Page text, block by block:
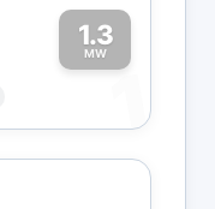
1.3
MW
1